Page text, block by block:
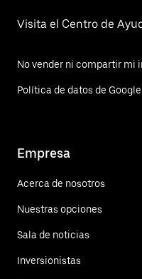
Visita el Centro de
No vender ni compartir mi
Política de datos de Google
Empresa
Acerca de nosotros
Nuestras opciones
Sala de noticias
Inversionistas